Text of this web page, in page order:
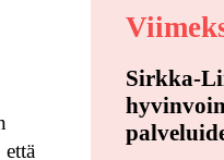
Sirkka-